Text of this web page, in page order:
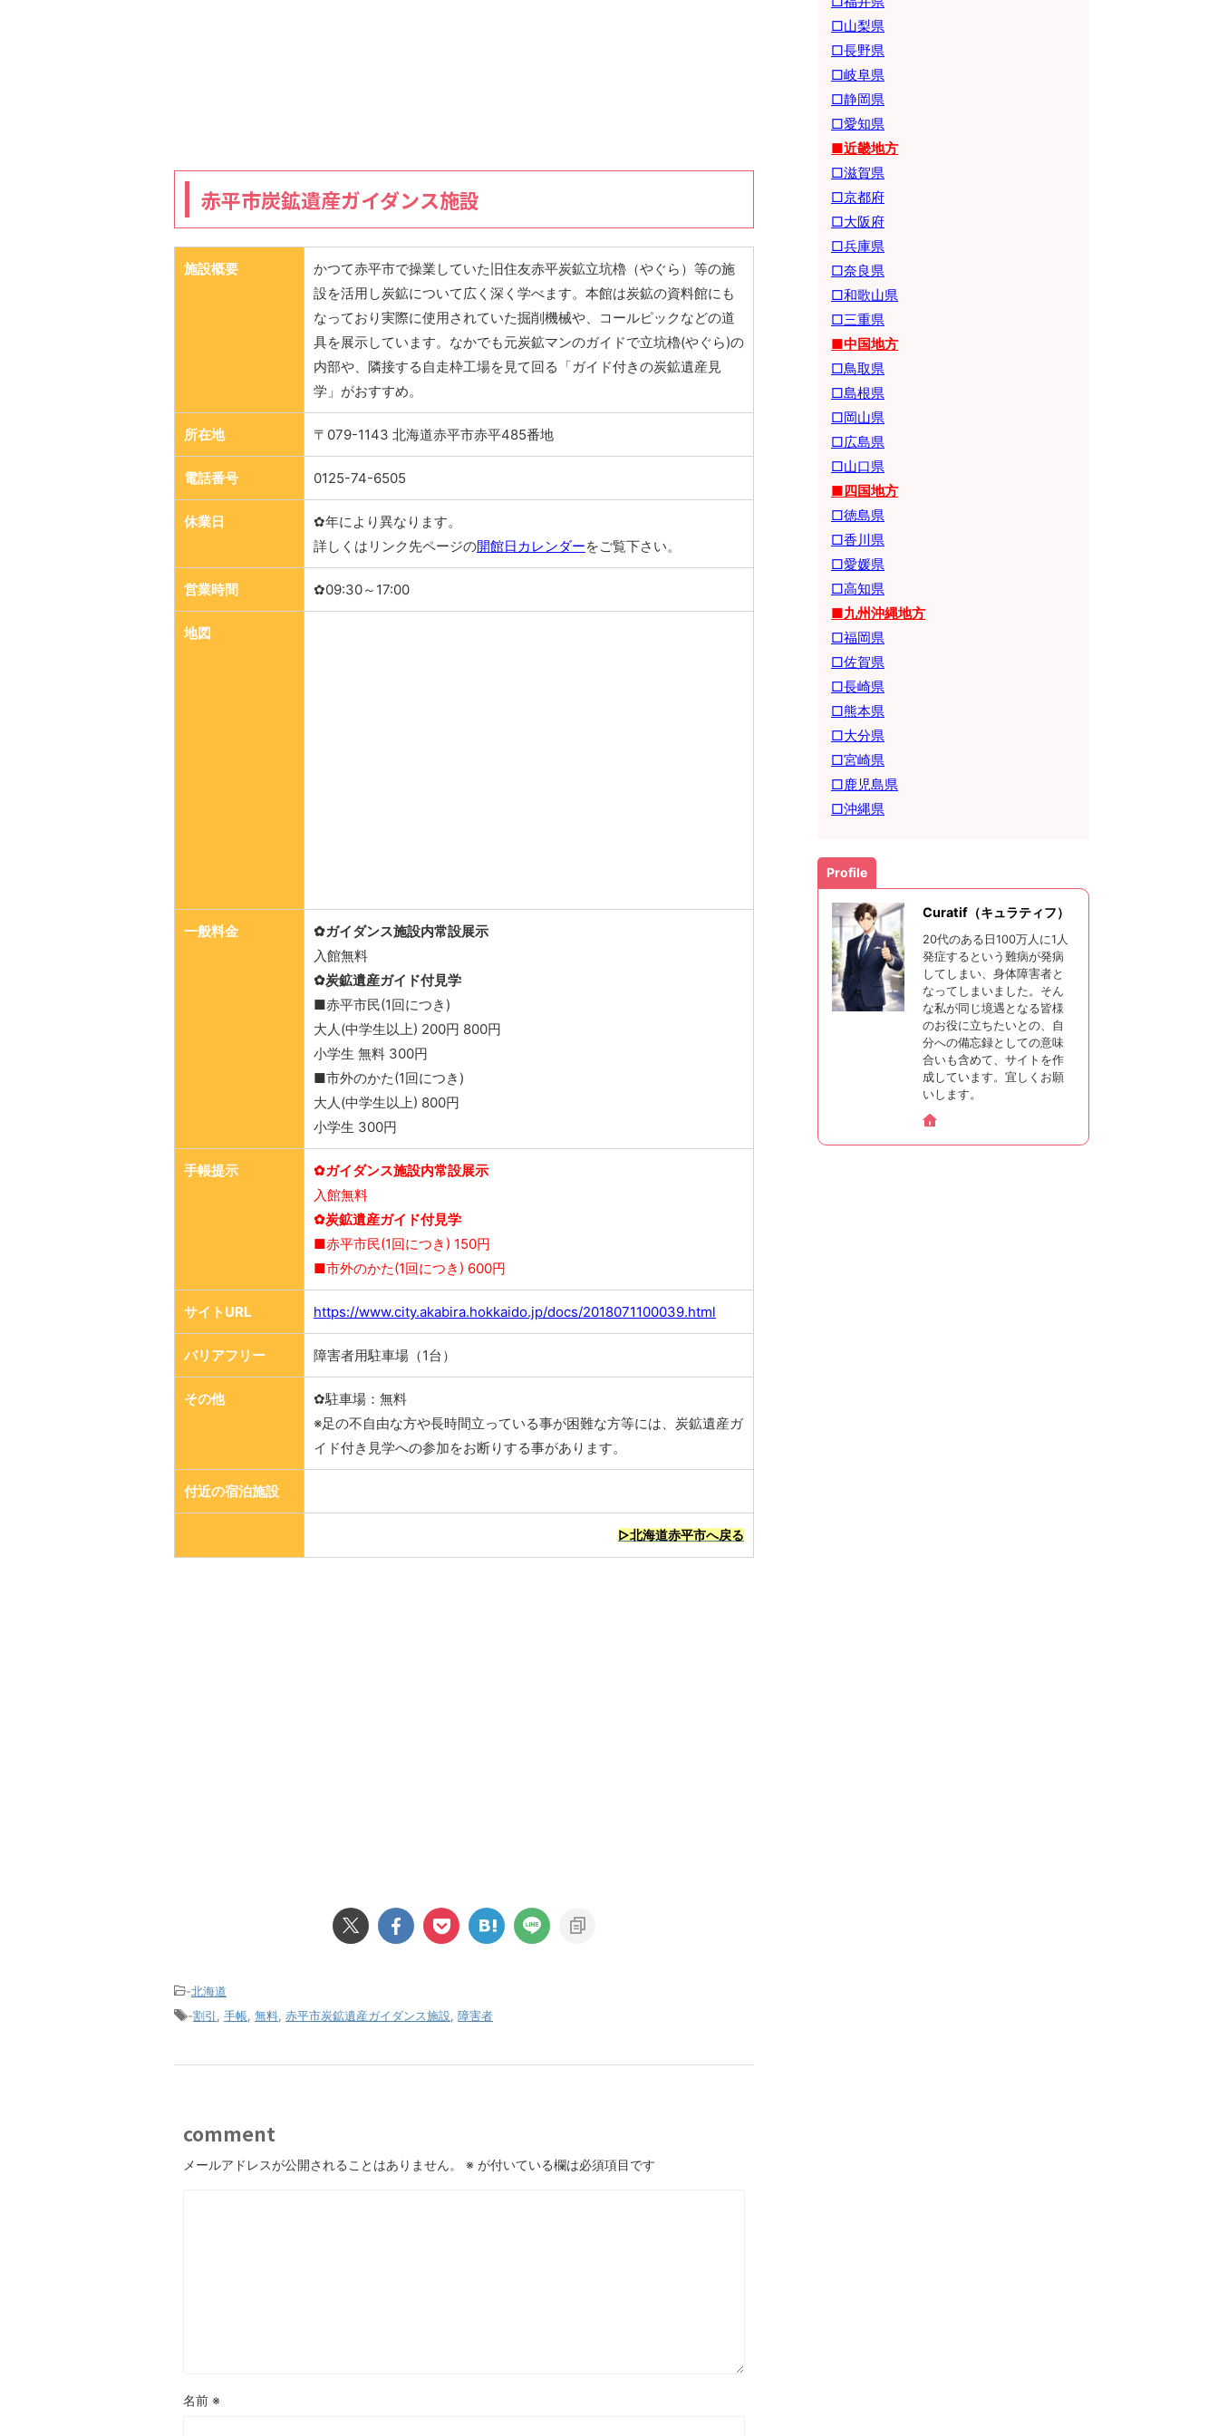
赤平市炭鉱遺産ガイダンス施設
施設概要
かつて赤平市で操業していた旧住友赤平炭鉱立坑櫓（やぐら）等の施
設を活用し炭鉱について広く深く学べます。本館は炭鉱の資料館にも
なっており実際に使用されていた掘削機械や、コールピックなどの道
具を展示しています。なかでも元炭鉱マンのガイドで立坑櫓(やぐら)の
内部や、隣接する自走枠工場を見て回る「ガイド付きの炭鉱遺産見
学」がおすすめ。
所在地 〒079-1143 北海道赤平市赤平485番地
電話番号 0125-74-6505
休業日
✿年により異なります。
詳しくはリンク先ページの開館日カレンダーをご覧下さい。
営業時間 ✿09:30～17:00
地図
一般料金
✿ガイダンス施設内常設展示
入館無料
✿炭鉱遺産ガイド付見学
■赤平市民(1回につき)
大人(中学生以上) 200円 800円
小学生 無料 300円
■市外のかた(1回につき)
大人(中学生以上) 800円
小学生 300円
手帳提示
✿ガイダンス施設内常設展示
入館無料
✿炭鉱遺産ガイド付見学
■赤平市民(1回につき) 150円
■市外のかた(1回につき) 600円
サイトURL https://www.city.akabira.hokkaido.jp/docs/2018071100039.html
バリアフリー 障害者用駐車場（1台）
その他
✿駐車場：無料
※足の不自由な方や長時間立っている事が困難な方等には、炭鉱遺産ガ
イド付き見学への参加をお断りする事があります。
付近の宿泊施設
▷北海道赤平市へ戻る
-北海道
-割引 手帳 無料 赤平市炭鉱遺産ガイダンス施設 障害者
comment
メールアドレスが公開されることはありません。 ※ が付いている欄は必須項目です
名前 ※
□山梨県
□長野県
□岐阜県
□静岡県
□愛知県
■近畿地方
□滋賀県
□京都府
□大阪府
□兵庫県
□奈良県
□和歌山県
□三重県
■中国地方
□鳥取県
□島根県
□岡山県
□広島県
□山口県
■四国地方
□徳島県
□香川県
□愛媛県
□高知県
■九州沖縄地方
□福岡県
□佐賀県
□長崎県
□熊本県
□大分県
□宮崎県
□鹿児島県
□沖縄県
Profile
Curatif（キュラティフ）
20代のある日100万人に1人
発症するという難病が発病
してしまい、身体障害者と
なってしまいました。そん
な私が同じ境遇となる皆様
のお役に立ちたいとの、自
分への備忘録としての意味
合いも含めて、サイトを作
成しています。宜しくお願
いします。